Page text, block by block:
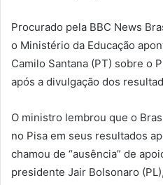
Procurado pela BBC News
o Ministério da Educação
Camilo Santana (PT) sobre o
após a divulgação dos
O ministro lembrou que o
no Pisa em seus resultados
chamou de “ausência” de
presidente Jair Bolsonaro